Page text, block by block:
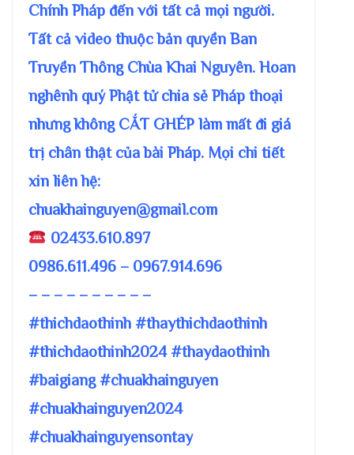
Chính Pháp đến với tất cả mọi người.
Tất cả video thuộc bản quyền Ban
Truyền Thông Chùa Khai Nguyên. Hoan
nghênh quý Phật tử chia sẻ Pháp thoại
nhưng không CẮT GHÉP làm mất đi giá
trị chân thật của bài Pháp. Mọi chi tiết
xin liên hệ:
chuakhainguyen@gmail.com
02433.610.897
0986.611.496 – 0967.914.696
– – – – – – – – – –
#thichdaothinh #thaythichdaothinh
#thichdaothinh2024 #thaydaothinh
#baigiang #chuakhainguyen
#chuakhainguyen2024
#chuakhainguyensontay